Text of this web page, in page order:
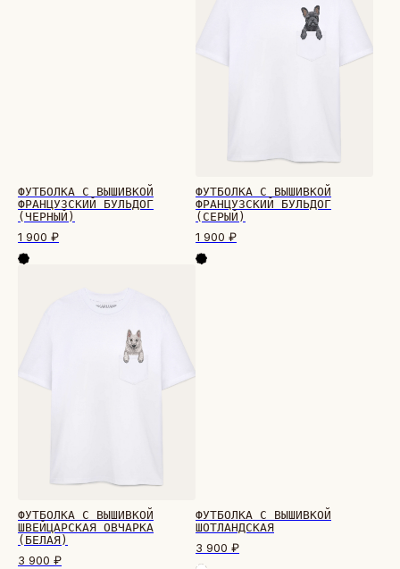
ФУТБОЛКА С ВЫШИВКОЙ
ФРАНЦУЗСКИЙ БУЛЬДОГ
(ЧЕРНЫЙ)
1 900 ₽
ФУТБОЛКА С ВЫШИВКОЙ
ФРАНЦУЗСКИЙ БУЛЬДОГ
(СЕРЫЙ)
1 900 ₽
ФУТБОЛКА С ВЫШИВКОЙ
ШВЕЙЦАРСКАЯ ОВЧАРКА
(БЕЛАЯ)
3 900 ₽
ФУТБОЛКА С ВЫШИВКОЙ
ШОТЛАНДСКАЯ
3 900 ₽